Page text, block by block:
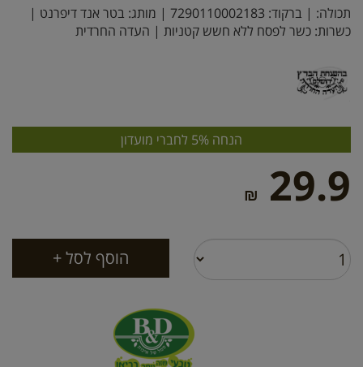
תכולה: | ברקוד: 7290110002183 | מותג: בטר אנד דיפרנט |
כשרות: כשר לפסח ללא חשש קטניות | העדה החרדית
הנחה 5% לחברי מועדון
29.9
₪